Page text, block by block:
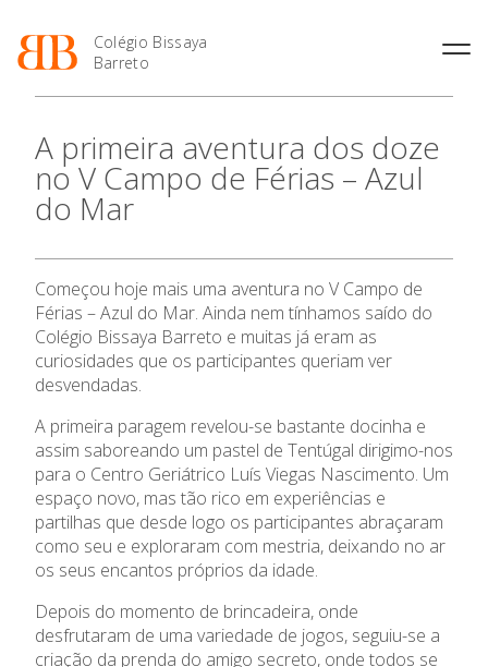
Colégio Bissaya
Barreto
O Colégio
Projeto Educativo
Organização
Colaboradores Docentes
Instalações
Ofertas de emprego
Regulamentos
Jornal “O Coreto”
Privacidade
Oferta Formativa
Enriquecimento Curricular
Oferta Curricular
Atividades Extracurriculares
Atividades de Interrupção
Letiva
Academia de Línguas
Profissionais
Matrículas
Horários e Manuais
Termalismo
Curso de Técnico/a de Apoio
à Família e à Comunidade
Ofertas de Emprego
Ano Letivo
2027
Calendários
Portal do Professor
de Educação
SIGE
Secretariado de Exames
Admissão
Informações
APEE
A primeira aventura dos doze
no V Campo de Férias – Azul
do Mar
Começou hoje mais uma aventura no V Campo de
Férias – Azul do Mar. Ainda nem tínhamos saído do
Colégio Bissaya Barreto e muitas já eram as
curiosidades que os participantes queriam ver
desvendadas.
A primeira paragem revelou-se bastante docinha e
assim saboreando um pastel de Tentúgal dirigimo-nos
para o Centro Geriátrico Luís Viegas Nascimento. Um
espaço novo, mas tão rico em experiências e
partilhas que desde logo os participantes abraçaram
como seu e exploraram com mestria, deixando no ar
os seus encantos próprios da idade.
Depois do momento de brincadeira, onde
desfrutaram de uma variedade de jogos, seguiu-se a
criação da prenda do amigo secreto, onde todos se